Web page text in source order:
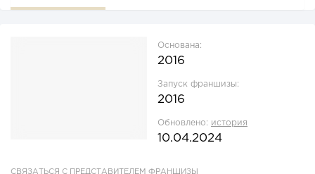
Основана:
2016
Запуск франшизы:
2016
Обновлено: история
10.04.2024
СВЯЗАТЬСЯ С ПРЕДСТАВИТЕЛЕМ ФРАНШИЗЫ